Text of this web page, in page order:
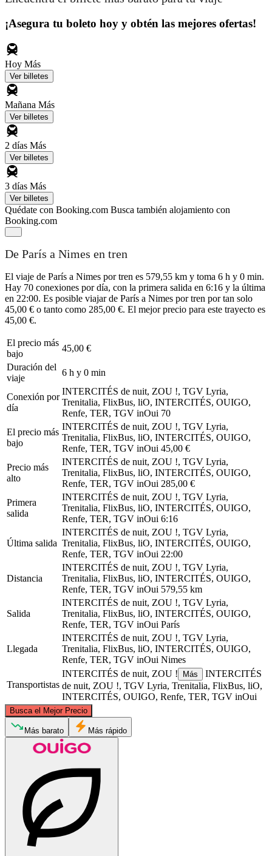
¡Asegura tu boleto hoy y obtén las mejores ofertas!
Hoy Más
Ver billetes
Mañana Más
Ver billetes
2 días Más
Ver billetes
3 días Más
Ver billetes
Quédate con Booking.com Busca también alojamiento con
Booking.com
De París a Nimes en tren
El viaje de París a Nimes por tren es 579,55 km y toma 6 h y 0 min.
Hay 70 conexiones por día, con la primera salida en 6:16 y la última
en 22:00. Es posible viajar de París a Nimes por tren por tan solo
45,00 € o tanto como 285,00 €. El mejor precio para este trayecto es
45,00 €.
El precio más
bajo
45,00 €
Duración del
viaje
6 h y 0 min
Conexión por
día
INTERCITÉS de nuit, ZOU !, TGV Lyria,
Trenitalia, FlixBus, liO, INTERCITÉS, OUIGO,
Renfe, TER, TGV inOui 70
El precio más
bajo
INTERCITÉS de nuit, ZOU !, TGV Lyria,
Trenitalia, FlixBus, liO, INTERCITÉS, OUIGO,
Renfe, TER, TGV inOui 45,00 €
Precio más
alto
INTERCITÉS de nuit, ZOU !, TGV Lyria,
Trenitalia, FlixBus, liO, INTERCITÉS, OUIGO,
Renfe, TER, TGV inOui 285,00 €
Primera
salida
INTERCITÉS de nuit, ZOU !, TGV Lyria,
Trenitalia, FlixBus, liO, INTERCITÉS, OUIGO,
Renfe, TER, TGV inOui 6:16
Última salida
INTERCITÉS de nuit, ZOU !, TGV Lyria,
Trenitalia, FlixBus, liO, INTERCITÉS, OUIGO,
Renfe, TER, TGV inOui 22:00
Distancia
INTERCITÉS de nuit, ZOU !, TGV Lyria,
Trenitalia, FlixBus, liO, INTERCITÉS, OUIGO,
Renfe, TER, TGV inOui 579,55 km
Salida
INTERCITÉS de nuit, ZOU !, TGV Lyria,
Trenitalia, FlixBus, liO, INTERCITÉS, OUIGO,
Renfe, TER, TGV inOui París
Llegada
INTERCITÉS de nuit, ZOU !, TGV Lyria,
Trenitalia, FlixBus, liO, INTERCITÉS, OUIGO,
Renfe, TER, TGV inOui Nimes
Transportistas
INTERCITÉS de nuit, ZOU ! Más
INTERCITÉS
de nuit, ZOU !, TGV Lyria, Trenitalia, FlixBus, liO,
INTERCITÉS, OUIGO, Renfe, TER, TGV inOui
Busca el Mejor Precio
Paris
©CARTO, ©OpenStreetMap contributors
Más barato Más rápido